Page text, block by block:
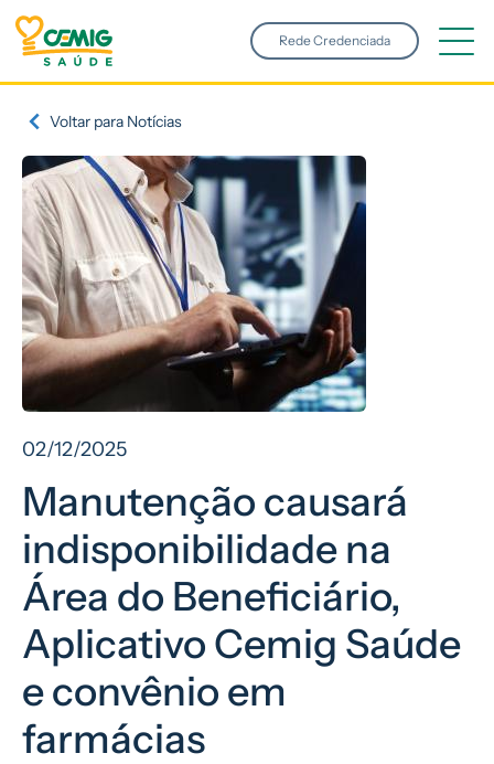
Pular para o conteúdo principal
Rede Credenciada
Voltar para Notícias
02/12/2025
Manutenção causará
indisponibilidade na
Área do Beneficiário,
Aplicativo Cemig Saúde
e convênio em
farmácias